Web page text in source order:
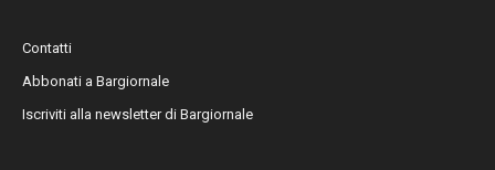
Contatti
Abbonati a Bargiornale
Iscriviti alla newsletter di Bargiornale